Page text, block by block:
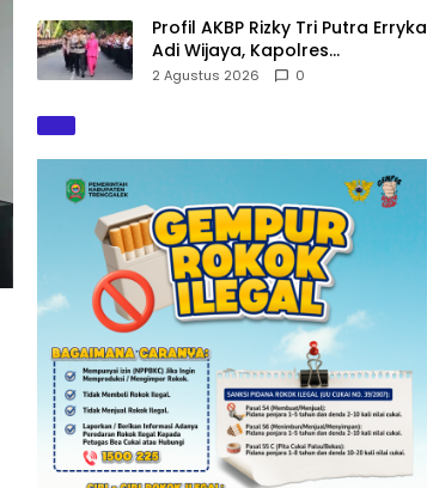
Alam
Profil AKBP Rizky Tri Putra Erryka
Adi Wijaya, Kapolres
Trenggalek Baru yang Raih
2 Agustus 2026 0